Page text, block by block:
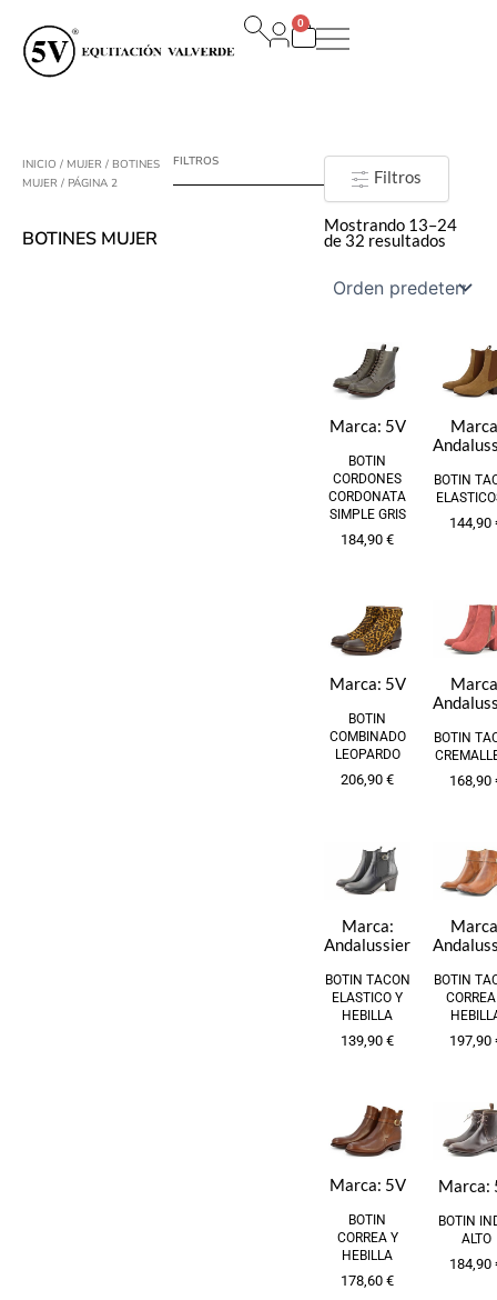
contenido
0
Carrito
INICIO / MUJER / BOTINES
MUJER / PÁGINA 2
BOTINES MUJER
FILTROS
Filtros
Mostrando 13–24
de 32 resultados
Marca: 5V
BOTIN
CORDONES
CORDONATA
SIMPLE GRIS
184,90 €
BOTIN
144,90
Marca: 5V
BOTIN
COMBINADO
LEOPARDO
206,90 €
BOTIN
168,90
Marca:
Andalussier
BOTIN TACON
ELASTICO Y
HEBILLA
139,90 €
BOTIN
197,90
Marca: 5V
BOTIN
CORREA Y
HEBILLA
178,60 €
Marca:
BOTIN
ALTO
184,90